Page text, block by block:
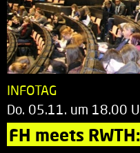
INFOTAG
Do. 05.11. um 18.00
FH meets